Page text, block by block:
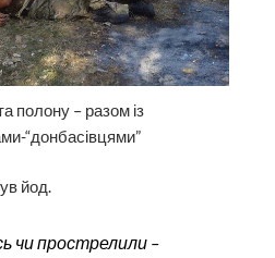
полону – разом із
“донбасівцями”
йод.
чи прострелили –